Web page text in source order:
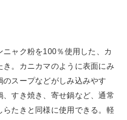
ャク粉を100％使用した、カ
き。カニカマのように表面にみ
スープなどがしみ込みやす
すき焼き、寄せ鍋など、通常
たきと同様に使用できる。軽